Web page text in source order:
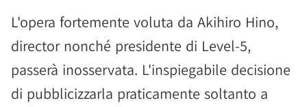
L'opera fortemente voluta da Akihiro Hino,
director nonché presidente di Level-5,
passerà inosservata. L'inspiegabile decisione
di pubblicizzarla praticamente soltanto a